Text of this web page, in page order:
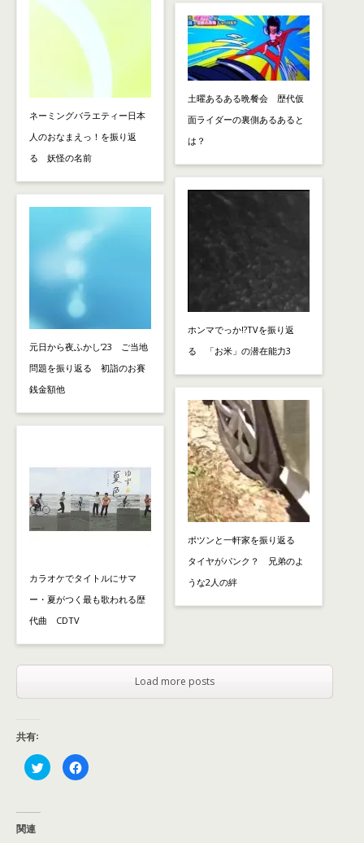
ネーミングバラエティー日本
人のおなまえっ！を振り返
る 妖怪の名前
元日から夜ふかし’23 ご当地
問題を振り返る 初詣のお賽
銭金額他
カラオケでタイトルにサマ
ー・夏がつく最も歌われる歴
代曲 CDTV
土曜あるある晩餐会 歴代仮
面ライダーの裏側あるあると
は？
ホンマでっか!?TVを振り返
る 「お米」の潜在能力3
ポツンと一軒家を振り返る
タイヤがパンク？ 兄弟のよ
うな2人の絆
Load more posts
共有:
ク
リ
F
a
関連